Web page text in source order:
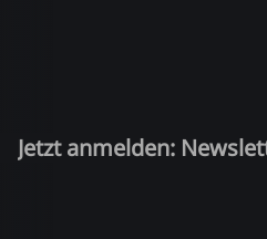
Jetzt anmelden: